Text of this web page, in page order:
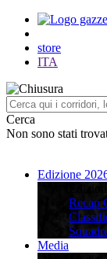
store
ITA
Cerca
Non sono stati
Edizione
Recap
Media